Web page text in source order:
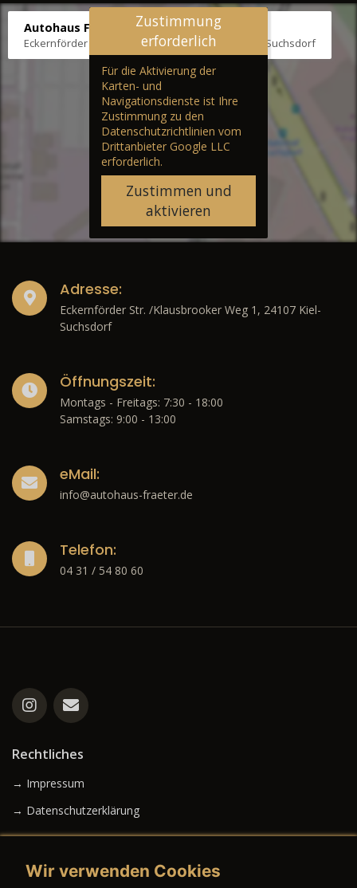
Autohaus Fräter
Eckernförder Str. /Klausbrooker Weg 1, 24107 Kiel-Suchsdorf
Zustimmung
erforderlich
Für die Aktivierung der
Karten- und
Navigationsdienste ist Ihre
Zustimmung zu den
Datenschutzrichtlinien vom
Drittanbieter Google LLC
erforderlich.
Zustimmen und
aktivieren
Adresse:
Eckernförder Str. /Klausbrooker Weg 1, 24107 Kiel-
Suchsdorf
Öffnungszeit:
Montags - Freitags: 7:30 - 18:00
Samstags: 9:00 - 13:00
eMail:
info@autohaus-fraeter.de
Telefon:
04 31 / 54 80 60
Rechtliches
→ Impressum
→ Datenschutzerklärung
Wir verwenden Cookies